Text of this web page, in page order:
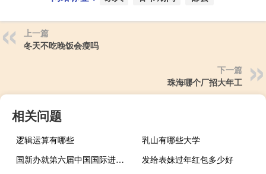
上一篇
冬天不吃晚饭会瘦吗
下一篇
珠海哪个厂招大年工
相关问题
逻辑运算有哪些
乳山有哪些大学
国新办就第六届中国国际进口博览会筹备情况举行发布会
发给表妹过年红包多少好